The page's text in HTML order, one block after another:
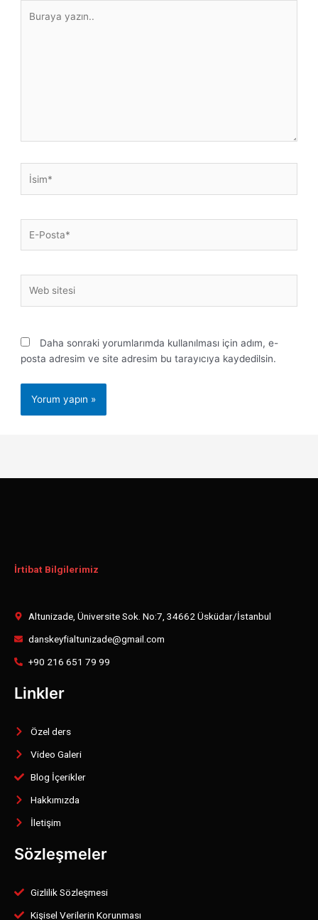
yazın..
Posta*
sitesi
Daha sonraki yorumlarımda kullanılması için adım, e-
posta adresim ve site adresim bu tarayıcıya kaydedilsin.
İrtibat Bilgilerimiz
Altunizade, Üniversite Sok. No:7, 34662 Üsküdar/İstanbul
danskeyfialtunizade@gmail.com
+90 216 651 79 99
Linkler
Özel ders
Video Galeri
Blog İçerikler
Hakkımızda
İletişim
Sözleşmeler
Gizlilik Sözleşmesi
Kişisel Verilerin Korunması